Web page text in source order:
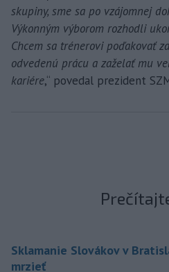
skupiny, sme sa po vzájomnej
Výkonným výborom rozhodli
Chcem sa trénerovi poďakovať
odvedenú prácu a zaželať mu
kariére,“ povedal prezident
Sklamanie Slovákov v
mrzieť